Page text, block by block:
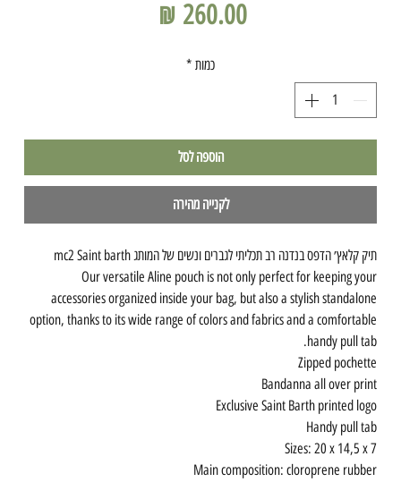
כמות *
הוספה לסל
לקנייה מהירה
תיק קלאץ׳ הדפס בנדנה רב תכליתי לגברים ונשים של המותג mc2 Saint barth
Our versatile Aline pouch is not only perfect for keeping your
accessories organized inside your bag, but also a stylish standalone
option, thanks to its wide range of colors and fabrics and a comfortable
handy pull tab.
Zipped pochette
Bandanna all over print
Exclusive Saint Barth printed logo
Handy pull tab
Sizes: 20 x 14,5 x 7
Main composition: cloroprene rubber